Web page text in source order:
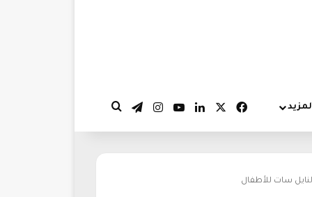
فيسبوك لينكدإن‫YouTubeانستقرام
تيلقرام